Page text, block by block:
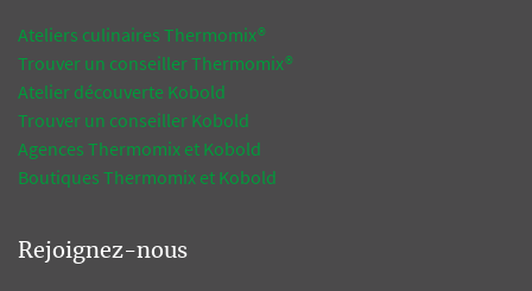
Ateliers culinaires Thermomix®
Trouver un conseiller Thermomix®
Atelier découverte Kobold
Trouver un conseiller Kobold
Agences Thermomix et Kobold
Boutiques Thermomix et Kobold
Rejoignez-nous